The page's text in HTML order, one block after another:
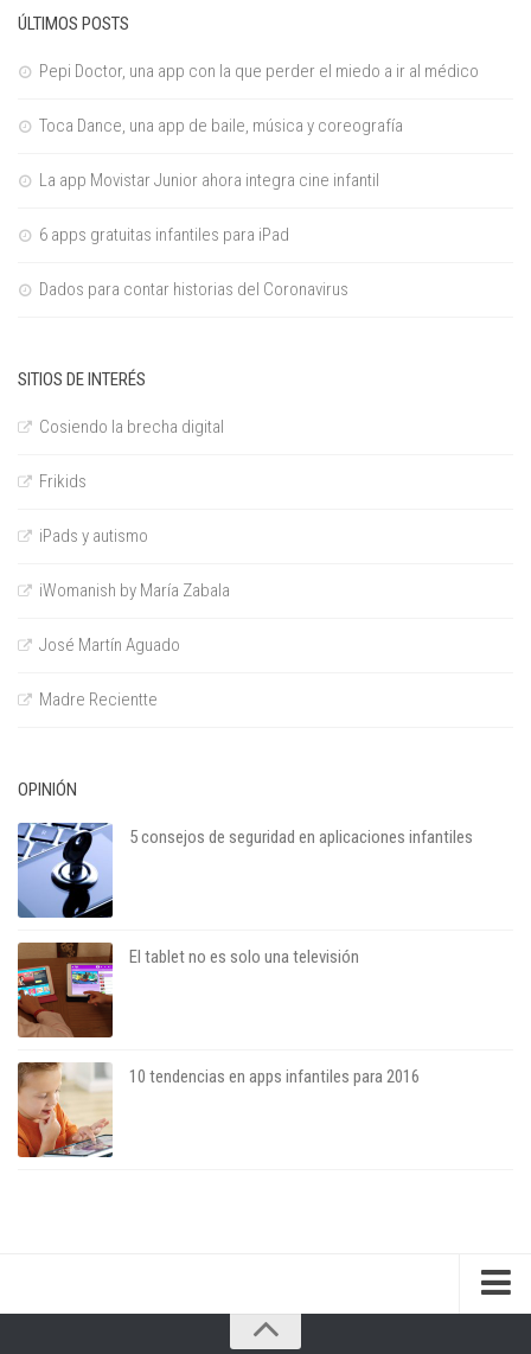
ÚLTIMOS POSTS
Pepi Doctor, una app con la que perder el miedo a ir al médico
Toca Dance, una app de baile, música y coreografía
La app Movistar Junior ahora integra cine infantil
6 apps gratuitas infantiles para iPad
Dados para contar historias del Coronavirus
SITIOS DE INTERÉS
Cosiendo la brecha digital
Frikids
iPads y autismo
iWomanish by María Zabala
José Martín Aguado
Madre Recientte
OPINIÓN
5 consejos de seguridad en aplicaciones infantiles
El tablet no es solo una televisión
10 tendencias en apps infantiles para 2016